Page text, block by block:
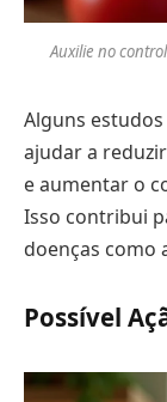
Auxilie no
Alguns
ajudar a
e aumentar o
Isso contribui
doenças como
Possível